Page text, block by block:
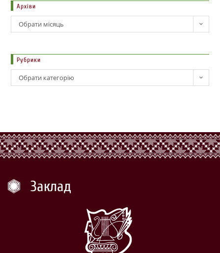
Архіви
Обрати місяць
Рубрики
Обрати категорію
Заклад